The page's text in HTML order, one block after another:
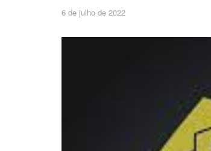
6 de julho de 2022